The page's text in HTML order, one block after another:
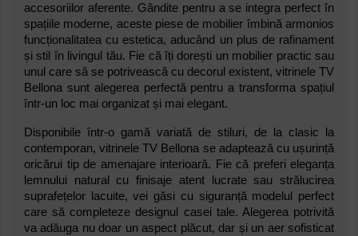
accesoriilor aferente. Gândite pentru a se integra perfect în
spațiile moderne, aceste piese de mobilier îmbină armonios
funcționalitatea cu estetica, aducând un plus de rafinament
și stil în livingul tău. Fie că îți dorești un mobilier practic sau
unul care să se potrivească cu decorul existent, vitrinele TV
Bellona sunt alegerea perfectă pentru a transforma spațiul
într-un loc mai organizat și mai elegant.
Disponibile într-o gamă variată de stiluri, de la clasic la
contemporan, vitrinele TV Bellona se adaptează cu ușurință
oricărui tip de amenajare interioară. Fie că preferi eleganța
lemnului natural cu finisaje atent lucrate sau strălucirea
suprafețelor lacuite, vei găsi cu siguranță modelul perfect
care să completeze designul casei tale. Alegerea potrivită
va adăuga nu doar un aspect plăcut, dar și un aer sofisticat